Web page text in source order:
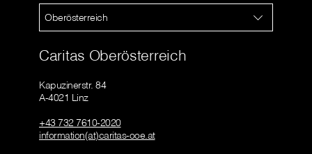
Oberösterreich
Caritas Oberösterreich
Kapuzinerstr. 84
A-4021 Linz
+43 732 7610-2020
information(at)caritas-ooe.at